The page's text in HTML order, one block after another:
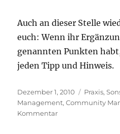
Auch an dieser Stelle
euch: Wenn ihr
genannten Punkten
jeden Tipp und Hinweis.
Veröffentlicht
am
Dezember 1, 2010 Praxis,
Management,Community
Kommentarzu